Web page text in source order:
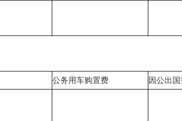
公务用车购置费
因公出